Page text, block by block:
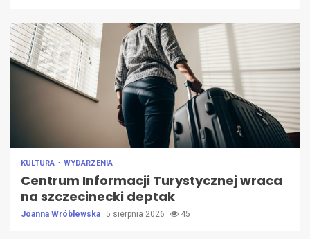
KULTURA WYDARZENIA
Centrum Informacji Turystycznej wraca
na szczecinecki deptak
Joanna Wróblewska 5 sierpnia 2026 45